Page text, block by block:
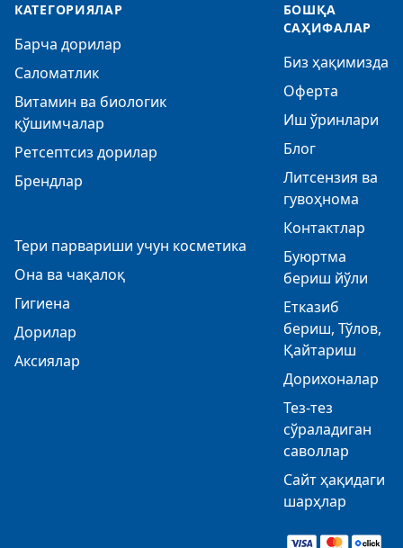
КАТЕГОРИЯЛАР
Барча дорилар
Саломатлик
Витамин ва биологик
қўшимчалар
Ретсептсиз дорилар
Брендлар
Тери парвариши учун косметика
Она ва чақалоқ
Гигиена
Дорилар
Аксиялар
БОШҚА
САҲИФАЛАР
Биз ҳақимизда
Оферта
Иш ўринлари
Блог
Литсензия ва
гувоҳнома
Контактлар
Буюртма
бериш йўли
Етказиб
бериш, Тўлов,
Қайтариш
Дорихоналар
Тез-тез
сўраладиган
саволлар
Сайт ҳақидаги
шарҳлар